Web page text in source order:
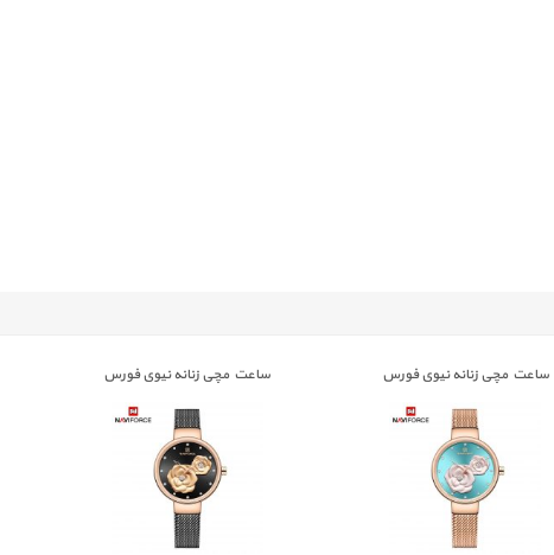
ساعت مچی زنانه نیوی فورس
ساعت مچی زنانه نیوی فورس